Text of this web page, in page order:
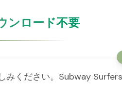
ンロード不要
みください。Subway